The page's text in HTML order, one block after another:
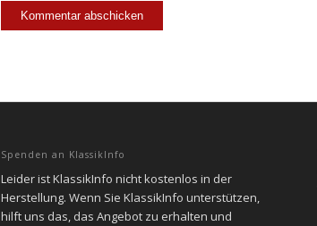
Spenden an KlassikInfo
Leider ist KlassikInfo nicht kostenlos in der
Herstellung. Wenn Sie KlassikInfo unterstützen,
hilft uns das, das Angebot zu erhalten und